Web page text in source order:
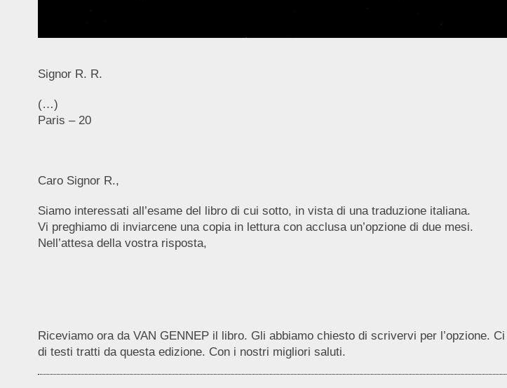
Signor R. R.
(…)
Paris – 20
Caro Signor R.,
Siamo interessati all’esame del libro di cui sotto, in vista di una traduzione italiana.
Vi preghiamo di inviarcene una copia in lettura con acclusa un’opzione di due mesi.
Nell’attesa della vostra risposta,
Riceviamo ora da VAN GENNEP il libro. Gli abbiamo chiesto di scrivervi per l’opzione.
di testi tratti da questa edizione. Con i nostri migliori saluti.